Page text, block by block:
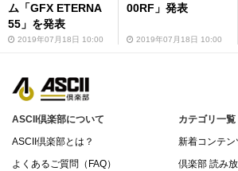
ム「GFX ETERNA
55」を発表
2019年07月18日 10:00
00RF」発表
2019年07月18日 10:00
ASCII倶楽部について
ASCII倶楽部とは？
よくあるご質問（FAQ）
カテゴリ一覧
新着コンテン
倶楽部 読み